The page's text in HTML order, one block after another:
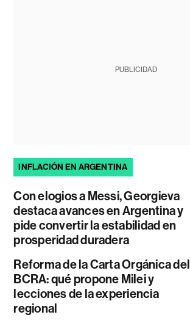
PUBLICIDAD
INFLACIÓN EN ARGENTINA
Con elogios a Messi, Georgieva
destaca avances en Argentina y
pide convertir la estabilidad en
prosperidad duradera
Reforma de la Carta Orgánica del
BCRA: qué propone Milei y
lecciones de la experiencia
regional